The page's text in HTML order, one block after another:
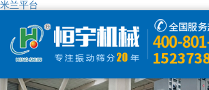
米兰平台